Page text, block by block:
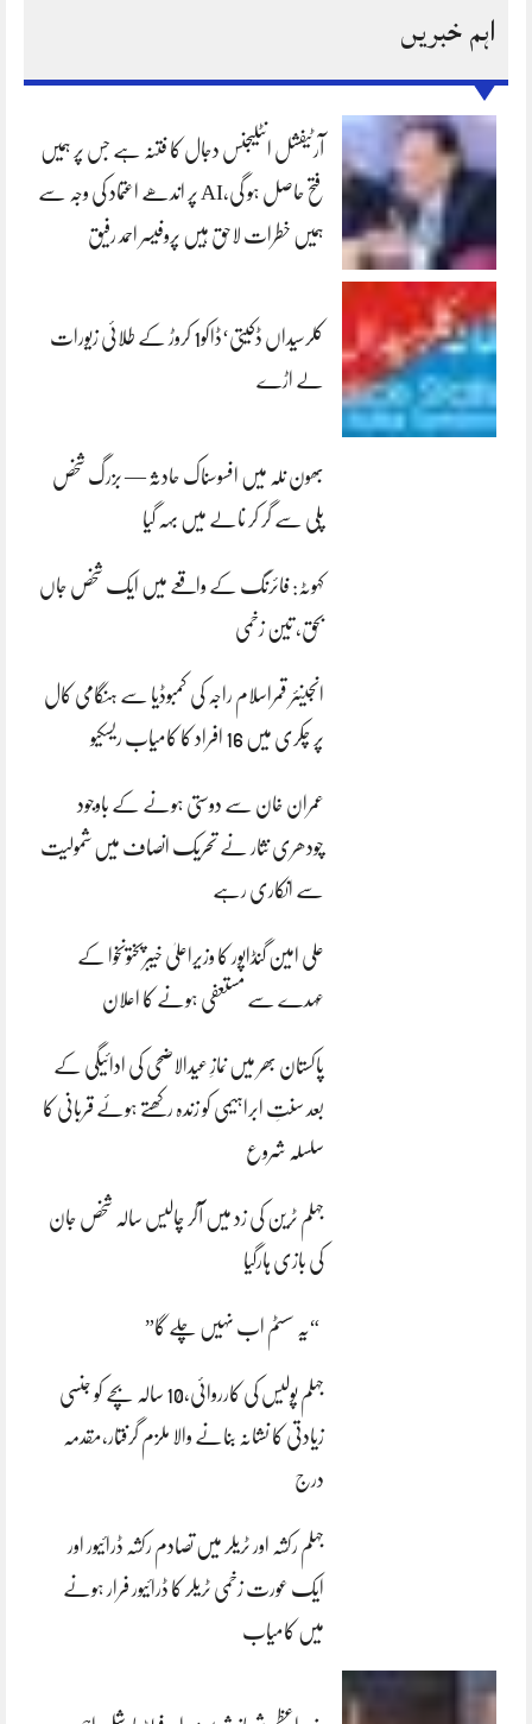
اہم خبریں
آرٹیفشل انٹلیجنس دجال کا فتنہ ہے جس پر ہمیں
فتح حاصل ہو گی،AI پر اندھے اعتماد کی وجہ سے
ہمیں خطرات لاحق ہیں پروفیسر احمد رفیق
کلرسیداں ڈکیتی‘ڈاکو1 کروڑ کے طلائی زیورات
لے اڑے
بھون نلہ میں افسوسناک حادثہ — بزرگ شخص
پلی سے گر کر نالے میں بہہ گیا
کہوٹہ: فائرنگ کے واقعے میں ایک شخص جاں
بحق، تین زخمی
انجینئر قمراسلام راجہ کی کمبوڈیا سے ہنگامی کال
پر چکری میں 16 افراد کا کامیاب ریسکیو
عمران خان سے دوستی ہونے کے باوجود
چودھری نثار نے تحریک انصاف میں شمولیت
سے انکاری رہے
علی امین گنڈاپور کا وزیراعلیٰ خیبرپختونخوا کے
عہدے سے مستعفی ہونے کا اعلان
پاکستان بھر میں نمازِ عیدالاضحی کی ادائیگی کے
بعد سنتِ ابراہیمی کو زندہ رکھتے ہوئے قربانی کا
سلسلہ شروع
جہلم ٹرین کی زد میں آکر چالیس سالہ شخص جان
کی بازی ہارگیا
“یہ سسٹم اب نہیں چلے گا”
جہلم پولیس کی کارروائی،10 سالہ بچے کو جنسی
زیادتی کا نشانہ بنانے والا ملزم گرفتار،مقدمہ
درج
جہلم رکشہ اور ٹریلر میں تصادم رکشہ ڈرائیور اور
ایک عورت زخمی ٹریلر کا ڈرائیور فرار ہونے
میں کامیاب